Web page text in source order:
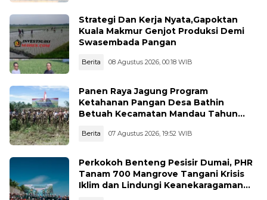
Strategi Dan Kerja Nyata,Gapoktan
Kuala Makmur Genjot Produksi Demi
Swasembada Pangan
Berita 08 Agustus 2026, 00:18 WIB
Panen Raya Jagung Program
Ketahanan Pangan Desa Bathin
Betuah Kecamatan Mandau Tahun
Berita 07 Agustus 2026, 19:52 WIB
Perkokoh Benteng Pesisir Dumai, PHR
Tanam 700 Mangrove Tangani Krisis
Iklim dan Lindungi Keanekaragaman